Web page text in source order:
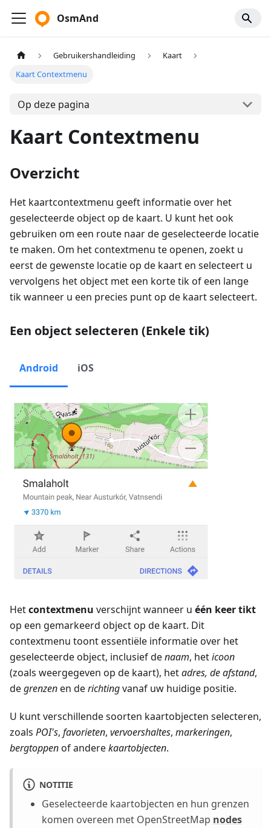
OsmAnd
Gebruikershandleiding
Kaart
Kaart Contextmenu
Op deze pagina
Kaart Contextmenu
Overzicht
Het kaartcontextmenu geeft informatie over het
geselecteerde object op de kaart. U kunt het ook
gebruiken om een route naar de geselecteerde locatie
te maken. Om het contextmenu te openen, zoekt u
eerst de gewenste locatie op de kaart en selecteert u
vervolgens het object met een korte tik of een lange
tik wanneer u een precies punt op de kaart selecteert.
Een object selecteren (Enkele tik)
Android iOS
Hetcontextmenu verschijnt wanneer u één keer tikt
op een gemarkeerd object op de kaart. Dit
contextmenu toont essentiële informatie over het
geselecteerde object, inclusief denaam, heticoon
(zoals weergegeven op de kaart), hetadres, de afstand,
degrenzenen derichtingvanaf uw huidige positie.
U kunt verschillende soorten kaartobjecten selecteren,
zoals POI's, favorieten, vervoershaltes, markeringen,
bergtoppenof anderekaartobjecten.
NOTITIE
Geselecteerde kaartobjecten en hun grenzen
komen overeen met OpenStreetMap nodes